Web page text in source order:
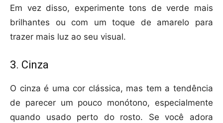
Em vez disso, experimente tons de verde mais
brilhantes ou com um toque de amarelo para
trazer mais luz ao seu visual.
3. Cinza
O cinza é uma cor clássica, mas tem a tendência
de parecer um pouco monótono, especialmente
quando usado perto do rosto. Se você adora